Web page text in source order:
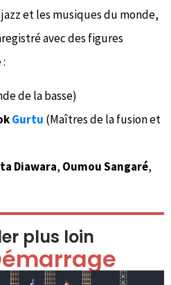
et les musiques du monde,
avec des figures
de la basse)
Gurtu (Maîtres de la fusion et
Diawara, Oumou Sangaré,
plus loin